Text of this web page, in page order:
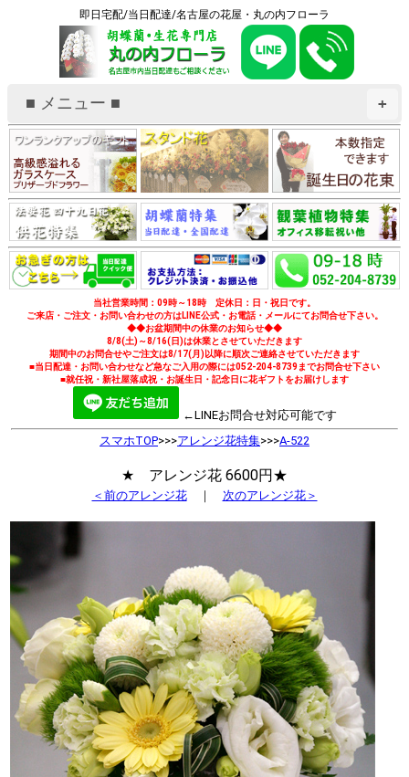
即日宅配/当日配達/名古屋の花屋・丸の内フローラ
+
■ メニュー ■
当社営業時間：09時～18時 定休日：日・祝日です。
ご来店・ご注文・お問い合わせの方はLINE公式・お電話・メールにてお問合せ下さい。
◆◆お盆期間中の休業のお知らせ◆◆
8/8(土)～8/16(日)は休業とさせていただきます
期間中のお問合せやご注文は8/17(月)以降に順次ご連絡させていただきます
■当日配達・お問い合わせなど急なご入用の際には052-204-8739までお問合せ下さい
■就任祝・新社屋落成祝・お誕生日・記念日に花ギフトをお届けします
←LINEお問合せ対応可能です
スマホTOP>>>アレンジ花特集>>>A-522
★ アレンジ花 6600円★
＜前のアレンジ花｜ 次のアレンジ花＞